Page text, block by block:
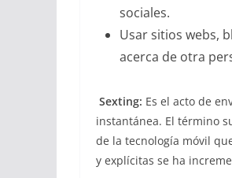
sociales.
Usar sitios webs,
acerca de otra
Sexting: Es el acto de
instantánea. El término
de la tecnología móvil
y explícitas se ha